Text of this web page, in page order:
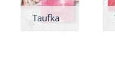
Taufkarte Rosa Wolken - A6 Klappkarte